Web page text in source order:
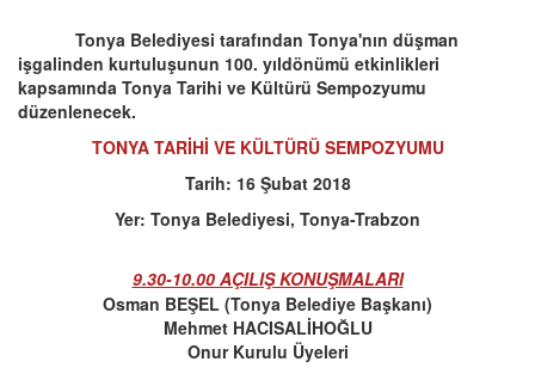
Tonya Belediyesi tarafından Tonya'nın düşman
işgalinden kurtuluşunun 100. yıldönümü etkinlikleri
kapsamında Tonya Tarihi ve Kültürü Sempozyumu
düzenlenecek.
TONYA TARİHİ VE KÜLTÜRÜ SEMPOZYUMU
Tarih: 16 Şubat 2018
Yer: Tonya Belediyesi, Tonya-Trabzon
9.30-10.00 AÇILIŞ KONUŞMALARI
Osman BEŞEL (Tonya Belediye Başkanı)
Mehmet HACISALİHOĞLU
Onur Kurulu Üyeleri